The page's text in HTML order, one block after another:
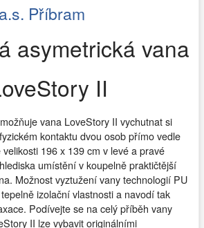
Příbram
asymetrická vana
II
vana LoveStory II vychutnat si
kontaktu dvou osob přímo vedle
196 x 139 cm v levé a pravé
umístění v koupelně praktičtější
Možnost vyztužení vany technologií PU
izolační vlastnosti a navodí tak
Podívejte se na celý příběh vany
II lze vybavit originálními